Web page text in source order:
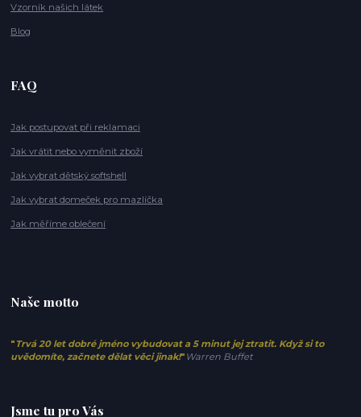
Vzorník našich látek
Blog
FAQ
Jak postupovat při reklamaci
Jak vrátit nebo vyměnit zboží
Jak vybrat dětský softshell
Jak vybrat domeček pro mazlíčka
Jak měříme oblečení
Naše motto
" Trvá 20 let dobré jméno vybudovat a 5 minut jej ztratit. Když si to
uvědomíte, začnete dělat věci jinak!" Warren Buffet
Jsme tu pro Vás